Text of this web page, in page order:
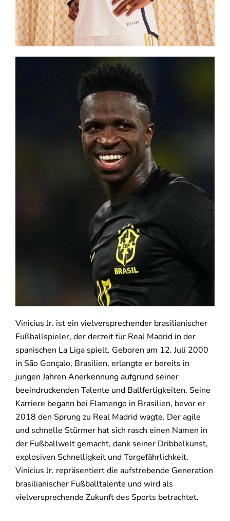
Vinicius Jr. ist ein vielversprechender brasilianischer
Fußballspieler, der derzeit für Real Madrid in der
spanischen La Liga spielt. Geboren am 12. Juli 2000
in São Gonçalo, Brasilien, erlangte er bereits in
jungen Jahren Anerkennung aufgrund seiner
beeindruckenden Talente und Ballfertigkeiten. Seine
Karriere begann bei Flamengo in Brasilien, bevor er
2018 den Sprung zu Real Madrid wagte. Der agile
und schnelle Stürmer hat sich rasch einen Namen in
der Fußballwelt gemacht, dank seiner Dribbelkunst,
explosiven Schnelligkeit und Torgefährlichkeit.
Vinicius Jr. repräsentiert die aufstrebende Generation
brasilianischer Fußballtalente und wird als
vielversprechende Zukunft des Sports betrachtet.